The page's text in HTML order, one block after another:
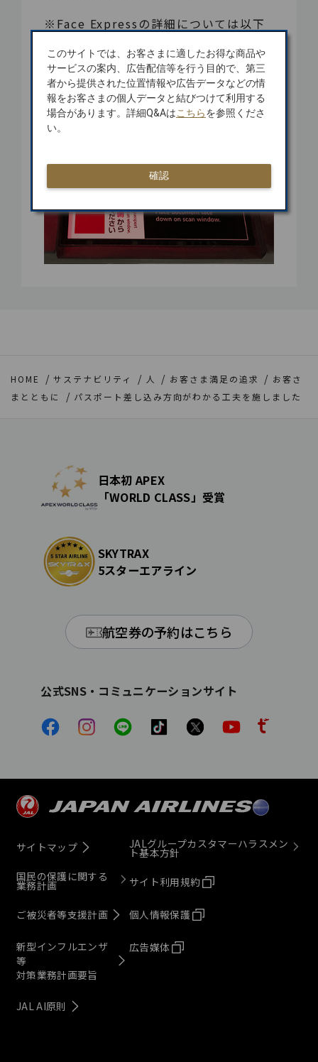
※Face Expressの詳細については以下
Face Express
HOME サステナビリティ 人 お客さま満足の追求
お客さ
まとともに
パスポート差し込み方向がわかる工夫を施しました
日本初 APEX
「WORLD CLASS」受賞
SKYTRAX
5スターエアライン
航空券の予約はこちら
公式SNS・コミュニケーションサイト
サイトマップ
国民の保護に関する
業務計画
ご被災者等支援計画
新型インフルエンザ
等
対策業務計画要旨
JAL AI原則
JALグループカスタマーハラスメン
ト基本方針
サイト利用規約
個人情報保護
広告媒体
このサイトでは、お客さまに適したお得な商品や
サービスの案内、広告配信等を行う目的で、第三
者から提供された位置情報や広告データなどの情
報をお客さまの個人データと結びつけて利用する
場合があります。詳細Q&Aはこちらを参照くださ
い。
確認